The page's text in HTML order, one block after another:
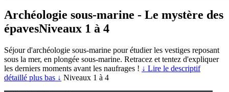
Archéologie sous-marine - Le mystère des
épavesNiveaux 1 à 4
Séjour d'archéologie sous-marine pour étudier les vestiges reposant
sous la mer, en plongée sous-marine. Retracez et tentez d'expliquer
les derniers moments avant les naufrages ! ↓ Lire le descriptif
détaillé plus bas ↓ Niveaux 1 à 4